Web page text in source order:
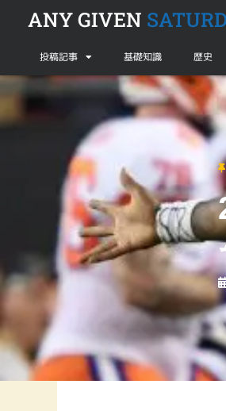
ANY GIVEN
投稿記事 基礎知識 歴史
2016年度シーズン,2016年度ボウ
2016年度ナショナルチ